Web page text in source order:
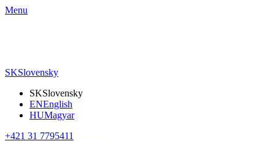
Menu
SKSlovensky
SKSlovensky
ENEnglish
HUMagyar
+421 31 7795411